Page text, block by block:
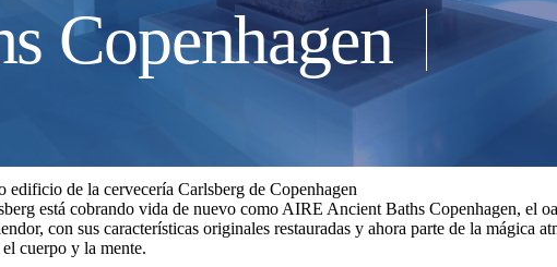
Copenhagen
de la cervecería Carlsberg de Copenhagen
está cobrando vida de nuevo como AIRE Ancient Baths Copenhagen, el
con sus características originales restauradas y ahora parte de la mágica
cuerpo y la mente.